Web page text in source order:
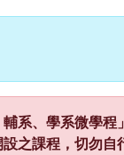
系、學系微學程
之課程，切勿自